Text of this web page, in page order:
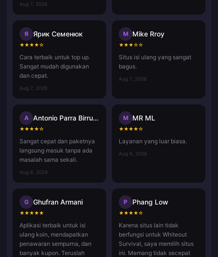
Aug 7, 2026
Я Ярик Семенюк
★★★★☆
Cara terbaik untuk top up.
Sangat mudah digunakan
dan cepat.
Aug 7, 2026
M Mike Rroy
★★★☆☆
Situs isi ulang yang sangat
bagus.
Aug 7, 2026
A Antonio Parra Birrueta
★★★★☆
Sangat cepat dan paketnya
langsung masuk tanpa ada
masalah sama sekali.
Aug 6, 2026
M MR ML
★★★★☆
Layanan yang luar biasa.
Aug 6, 2026
G Ghufran Armani
★★★★★
Aplikasi terbaik untuk isi
ulang koin, mendapatkan
penawaran sempurna, dan
banyak kupon. Teruslah
P Phang Low
★★★★☆
Karena situs lain tidak
berfungsi untuk Whiteout
Survival, saya memilih situs
ini. Memang tidak secepat